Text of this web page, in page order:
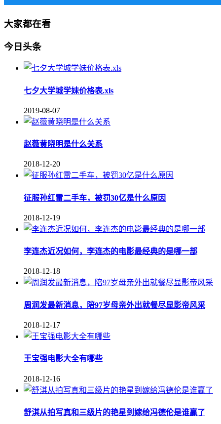
大家都在看
今日头条
七夕大学城学妹价格表.xls
2019-08-07
赵薇黄晓明是什么关系
2018-12-20
征服孙红雷二手车，被罚30亿是什么原因
2018-12-19
李连杰近况如何，李连杰的电影最经典的是哪一部
2018-12-18
周润发最新消息，陪97岁母亲外出就餐尽显影帝风采
2018-12-17
王宝强电影大全有哪些
2018-12-16
舒淇从拍写真和三级片的艳星到嫁给冯德伦是谁赢了